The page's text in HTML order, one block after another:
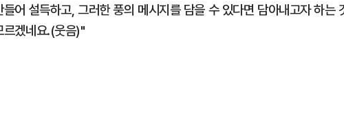
어 설득하고, 그러한 풍의 메시지를 담을 수 있다면 담아내고자 하는
르겠네요.(웃음)"